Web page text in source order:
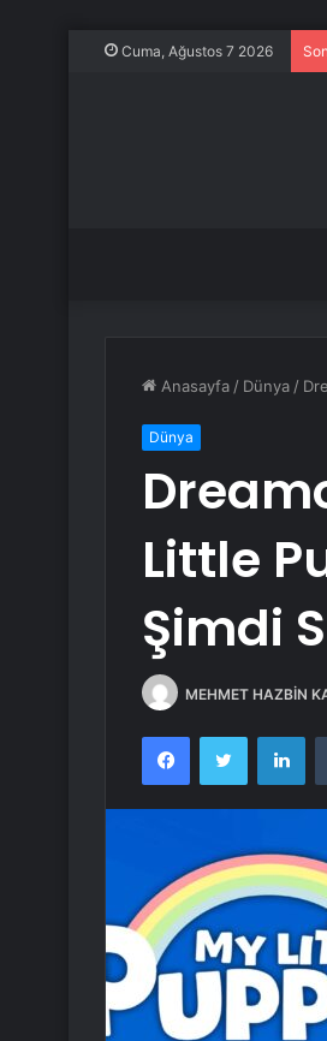
Cuma, Ağustos 7 2026
Anasayfa / Dünya /
Dünya
Little
Şimdi
MEHMET HAZBİN
FacebookTwitter